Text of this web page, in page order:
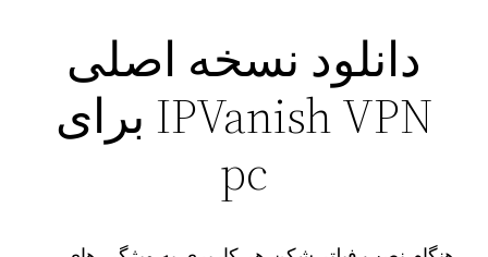
دانلود نسخه اصلی
IPVanish VPN برای
pc